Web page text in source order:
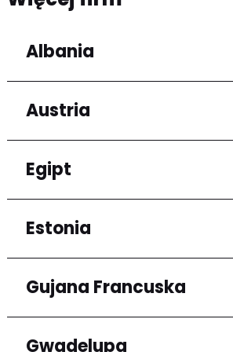
Albania
Regiony
Qarku i Tiranës
Austria
Regiony
Niederösterreich
Egipt
Regiony
Kair
Estonia
Regiony
Harju maakond
Gujana Francuska
Regiony
Gwadelupa